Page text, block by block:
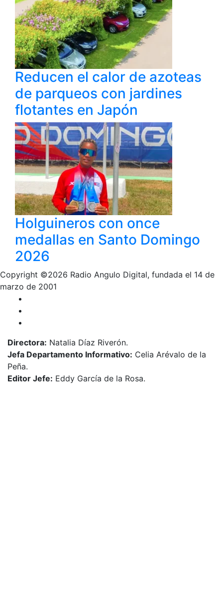
Reducen el calor de azoteas
de parqueos con jardines
flotantes en Japón
Holguineros con once
medallas en Santo Domingo
2026
Copyright ©2026 Radio Angulo Digital, fundada el 14 de
marzo de 2001
Directora: Natalia Díaz Riverón.
Jefa Departamento Informativo: Celia Arévalo de la
Peña.
Editor Jefe: Eddy García de la Rosa.